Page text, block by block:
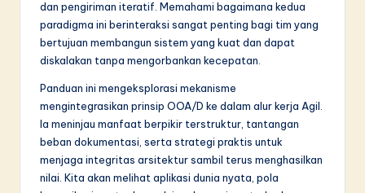
L
in
dan pengiriman iteratif. Memahami bagaimana kedua
paradigma ini berinteraksi sangat penting bagi tim yang
bertujuan membangun sistem yang kuat dan dapat
diskalakan tanpa mengorbankan kecepatan.
Panduan ini mengeksplorasi mekanisme
mengintegrasikan prinsip OOA/D ke dalam alur kerja Agil.
Ia meninjau manfaat berpikir terstruktur, tantangan
beban dokumentasi, serta strategi praktis untuk
menjaga integritas arsitektur sambil terus menghasilkan
nilai. Kita akan melihat aplikasi dunia nyata, pola